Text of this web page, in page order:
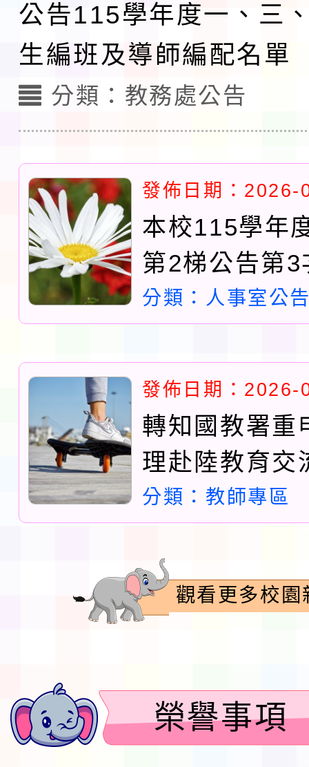
請一案
026 ART TAIPEI臺北
會」之「藝術教育日」
本校115學年度第1學
第2次招考代課鐘點教
告(採1次公告分次招考)
115 年度兒童課後照顧
0 小時業訓練課程
轉知本市體育總會划船
錦標賽」海洋艇及
域)，申請變更地點
計畫」公費接種對象擴
115學年度迎新活動暨
會活動流程表
公告115學年度一、三
生編班及導師編配名單
分類： 教務處公告
發佈日期：2026-
本校115學年
第2梯公告第3
課鐘點教師甄
分類：人事室公
發佈日期：2026-
轉知國教署重
理赴陸教育交
注意事項及落
明，請查照。
分類：教師專區
觀看更多校園
榮譽事項